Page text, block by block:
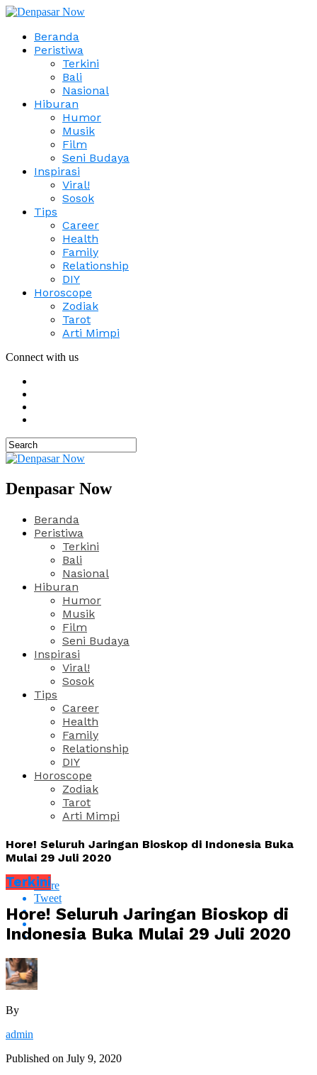
Beranda
Peristiwa
Terkini
Bali
Nasional
Hiburan
Humor
Musik
Film
Seni Budaya
Inspirasi
Viral!
Sosok
Tips
Career
Health
Family
Relationship
DIY
Horoscope
Zodiak
Tarot
Arti Mimpi
Connect with us
Denpasar Now
Beranda
Peristiwa
Terkini
Bali
Nasional
Hiburan
Humor
Musik
Film
Seni Budaya
Inspirasi
Viral!
Sosok
Tips
Career
Health
Family
Relationship
DIY
Horoscope
Zodiak
Tarot
Arti Mimpi
Hore! Seluruh Jaringan Bioskop di Indonesia Buka
Mulai 29 Juli 2020
Share
Tweet
Terkini
Hore! Seluruh Jaringan Bioskop di
Indonesia Buka Mulai 29 Juli 2020
By
admin
Published on July 9, 2020